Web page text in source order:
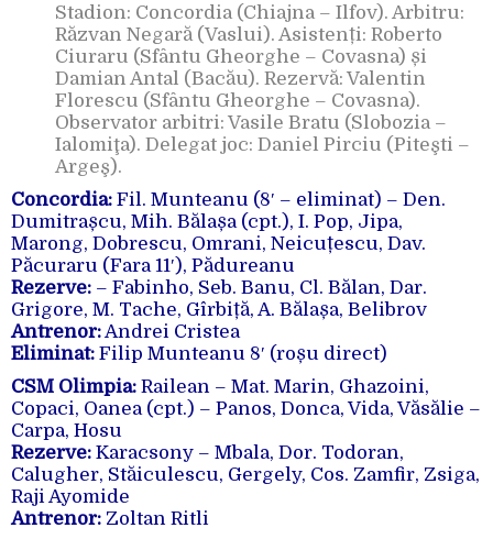
Stadion: Concordia (Chiajna – Ilfov). Arbitru:
Răzvan Negară (Vaslui). Asistenți: Roberto
Ciuraru (Sfântu Gheorghe – Covasna) și
Damian Antal (Bacău). Rezervă: Valentin
Florescu (Sfântu Gheorghe – Covasna).
Observator arbitri: Vasile Bratu (Slobozia –
Ialomiţa). Delegat joc: Daniel Pirciu (Piteşti –
Argeş).
Concordia: Fil. Munteanu (8′ – eliminat) – Den.
Dumitrașcu, Mih. Bălașa (cpt.), I. Pop, Jipa,
Marong, Dobrescu, Omrani, Neicuțescu, Dav.
Păcuraru (Fara 11′), Pădureanu
Rezerve: – Fabinho, Seb. Banu, Cl. Bălan, Dar.
Grigore, M. Tache, Gîrbiță, A. Bălașa, Belibrov
Antrenor:Andrei Cristea
Eliminat: Filip Munteanu 8′ (roșu direct)
CSM Olimpia: Railean – Mat. Marin, Ghazoini,
Copaci, Oanea (cpt.) – Panos, Donca, Vida, Văsălie –
Carpa, Hosu
Rezerve: Karacsony – Mbala, Dor. Todoran,
Calugher, Stăiculescu, Gergely, Cos. Zamfir, Zsiga,
Raji Ayomide
Antrenor: Zoltan Ritli